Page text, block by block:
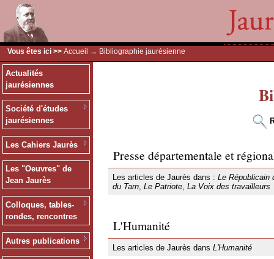
Vous êtes ici >> Accueil → Bibliographie jaurésienne
Actualités
jaurésiennes
Société d'études
jaurésiennes
Les Cahiers Jaurès
Les "Oeuvres" de
Jean Jaurès
Colloques, tables-
rondes, rencontres
Autres publications
Presse départementale et
Les articles de Jaurès dans : Le Républicain
du Tarn, Le Patriote, La Voix des travailleurs
L'Humanité
Les articles de Jaurès dans L'Humanité